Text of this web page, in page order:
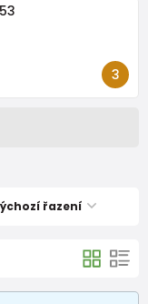
řazení